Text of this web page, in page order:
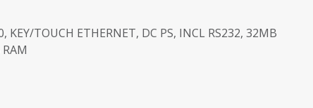
KEY/TOUCH ETHERNET, DC PS, INCL RS232, 32MB